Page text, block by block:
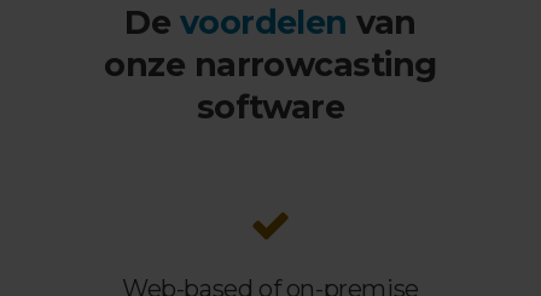
De voordelen van
onze narrowcasting
software
Web-based of on-premise